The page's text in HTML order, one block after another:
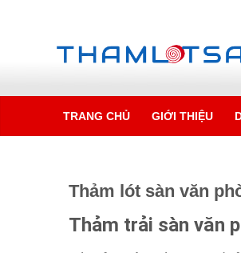
TRANG CHỦ GIỚI THIỆU
Thảm lót sàn văn
Thảm trải sàn văn